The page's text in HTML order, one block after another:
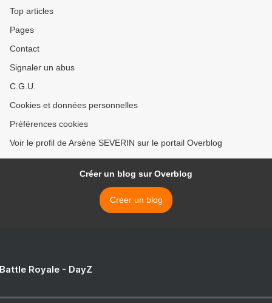
Top articles
Pages
Contact
Signaler un abus
C.G.U.
Cookies et données personnelles
Préférences cookies
Voir le profil de Arsène SEVERIN sur le portail Overblog
Créer un blog sur Overblog
Créer un blog
Royale - DayZ